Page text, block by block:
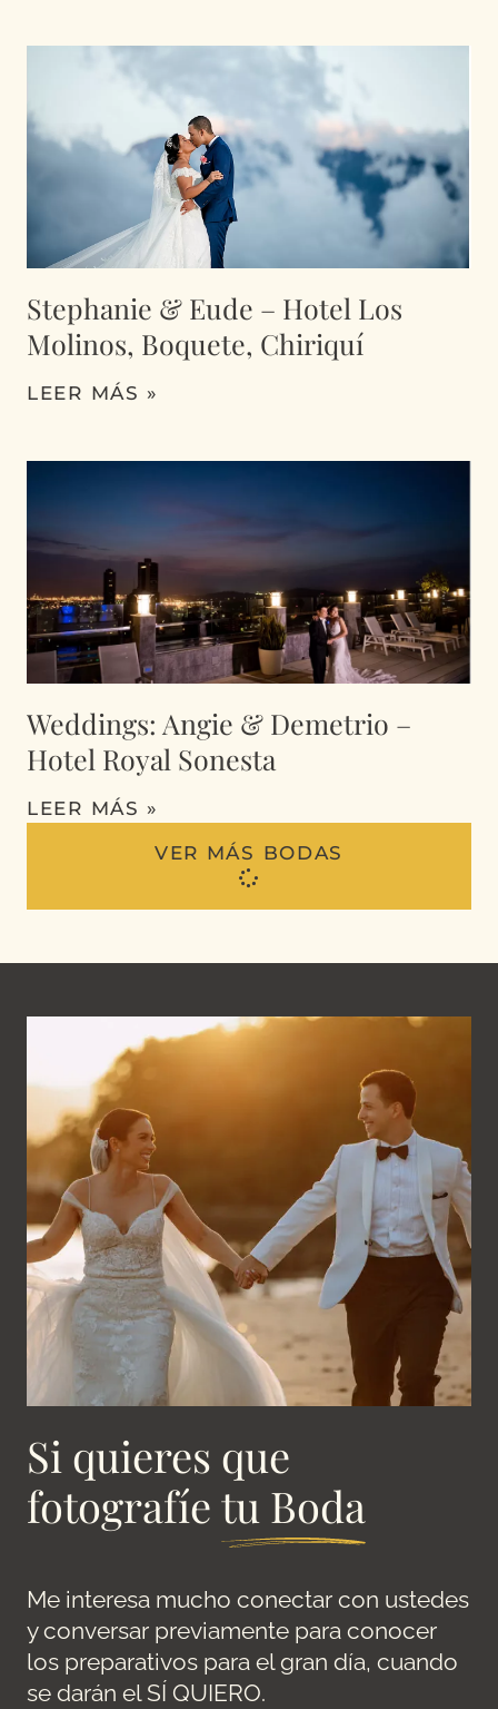
Stephanie & Eude – Hotel Los
Molinos, Boquete, Chiriquí
LEER MÁS »
Weddings: Angie & Demetrio –
Hotel Royal Sonesta
LEER MÁS »
VER MÁS BODAS
Si quieres que
fotografíetu Boda
Me interesa mucho conectar con ustedes
y conversar previamente para conocer
los preparativos para el gran día, cuando
se darán el SÍ QUIERO.